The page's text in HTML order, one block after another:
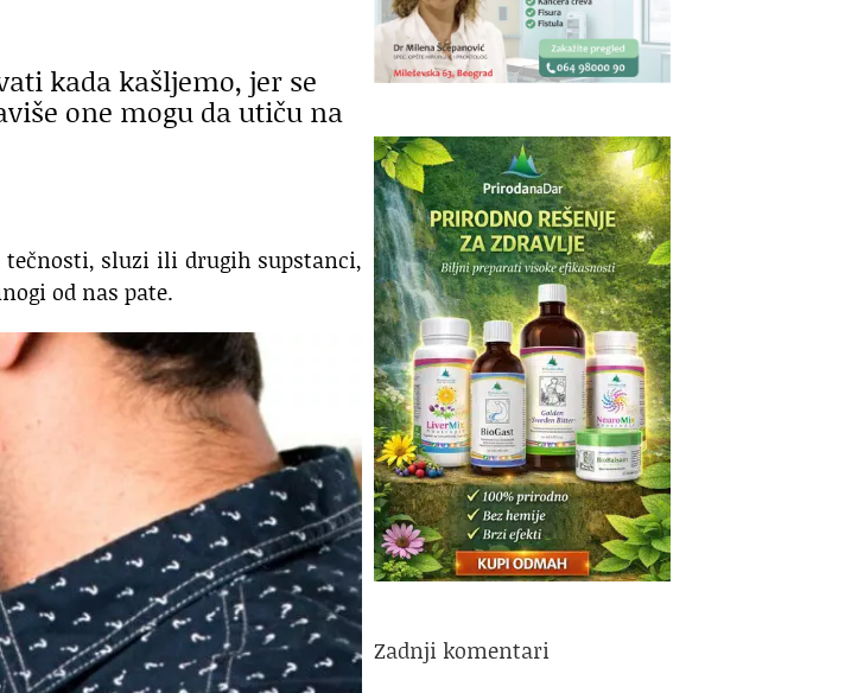
kada kašljemo, jer se
one mogu da utiču na
sluzi ili drugih supstanci,
od nas pate.
Zadnji komentari